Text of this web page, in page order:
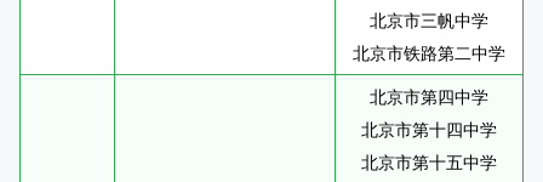
北京市三帆中学
北京市铁路第二中学
北京市第四中学
北京市第十四中学
北京市第十五中学